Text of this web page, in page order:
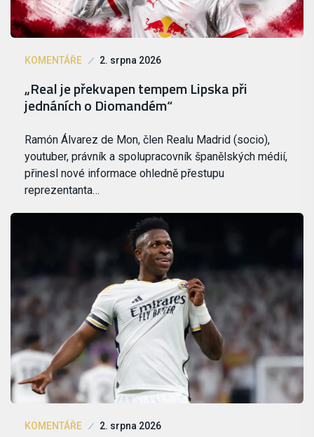
KOMENTÁŘE 2. srpna 2026
„Real je překvapen tempem Lipska při
jednáních o Diomandém“
Ramón Álvarez de Mon, člen Realu Madrid (socio),
youtuber, právník a spolupracovník španělských médií,
přinesl nové informace ohledně přestupu
reprezentanta…
KOMENTÁŘE 2. srpna 2026